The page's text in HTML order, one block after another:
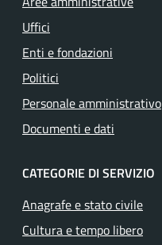
Uffici
Enti e fondazioni
Politici
Personale amministrativo
Documenti e dati
CATEGORIE DI SERVIZIO
Anagrafe e stato civile
Cultura e tempo libero